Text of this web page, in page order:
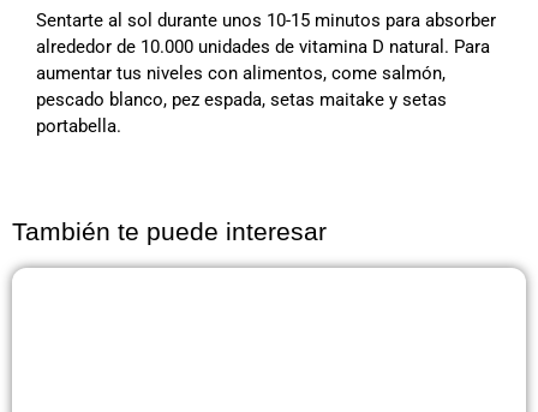
Sentarte al sol durante unos 10-15 minutos para absorber
alrededor de 10.000 unidades de vitamina D natural. Para
aumentar tus niveles con alimentos, come salmón,
pescado blanco, pez espada, setas maitake y setas
portabella.
También te puede interesar